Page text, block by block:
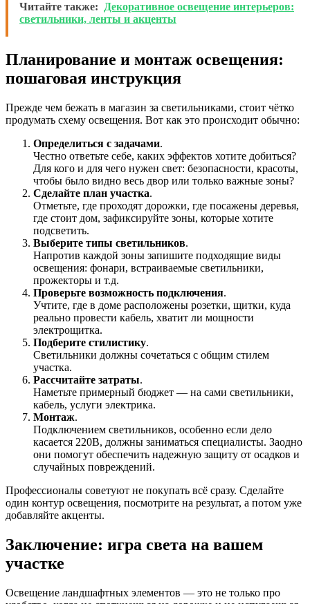
Читайте также:
Декоративное освещение интерьеров:
светильники, ленты и акценты
Планирование и монтаж освещения:
пошаговая инструкция
Прежде чем бежать в магазин за светильниками, стоит чётко
продумать схему освещения. Вот как это происходит обычно:
Определиться с задачами.
Честно ответьте себе, каких эффектов хотите добиться?
Для кого и для чего нужен свет: безопасности, красоты,
чтобы было видно весь двор или только важные зоны?
Сделайте план участка.
Отметьте, где проходят дорожки, где посажены деревья,
где стоит дом, зафиксируйте зоны, которые хотите
подсветить.
Выберите типы светильников.
Напротив каждой зоны запишите подходящие виды
освещения: фонари, встраиваемые светильники,
прожекторы и т.д.
Проверьте возможность подключения.
Учтите, где в доме расположены розетки, щитки, куда
реально провести кабель, хватит ли мощности
электрощитка.
Подберите стилистику.
Светильники должны сочетаться с общим стилем
участка.
Рассчитайте затраты.
Наметьте примерный бюджет — на сами светильники,
кабель, услуги электрика.
Монтаж.
Подключением светильников, особенно если дело
касается 220В, должны заниматься специалисты. Заодно
они помогут обеспечить надежную защиту от осадков и
случайных повреждений.
Профессионалы советуют не покупать всё сразу. Сделайте
один контур освещения, посмотрите на результат, а потом уже
добавляйте акценты.
Заключение: игра света на вашем
участке
Освещение ландшафтных элементов — это не только про